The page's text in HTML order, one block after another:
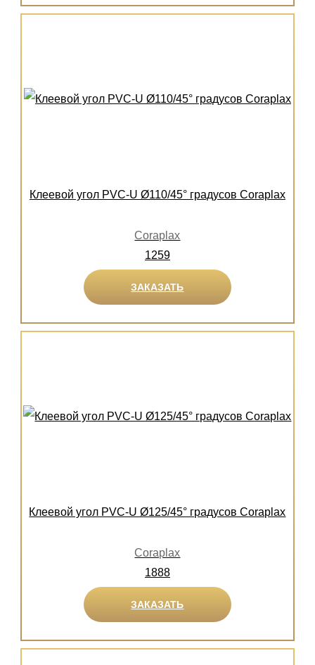
Клеевой угол PVC-U Ø110/45° градусов Coraplax
Coraplax
1259
ЗАКАЗАТЬ
Клеевой угол PVC-U Ø125/45° градусов Coraplax
Coraplax
1888
ЗАКАЗАТЬ